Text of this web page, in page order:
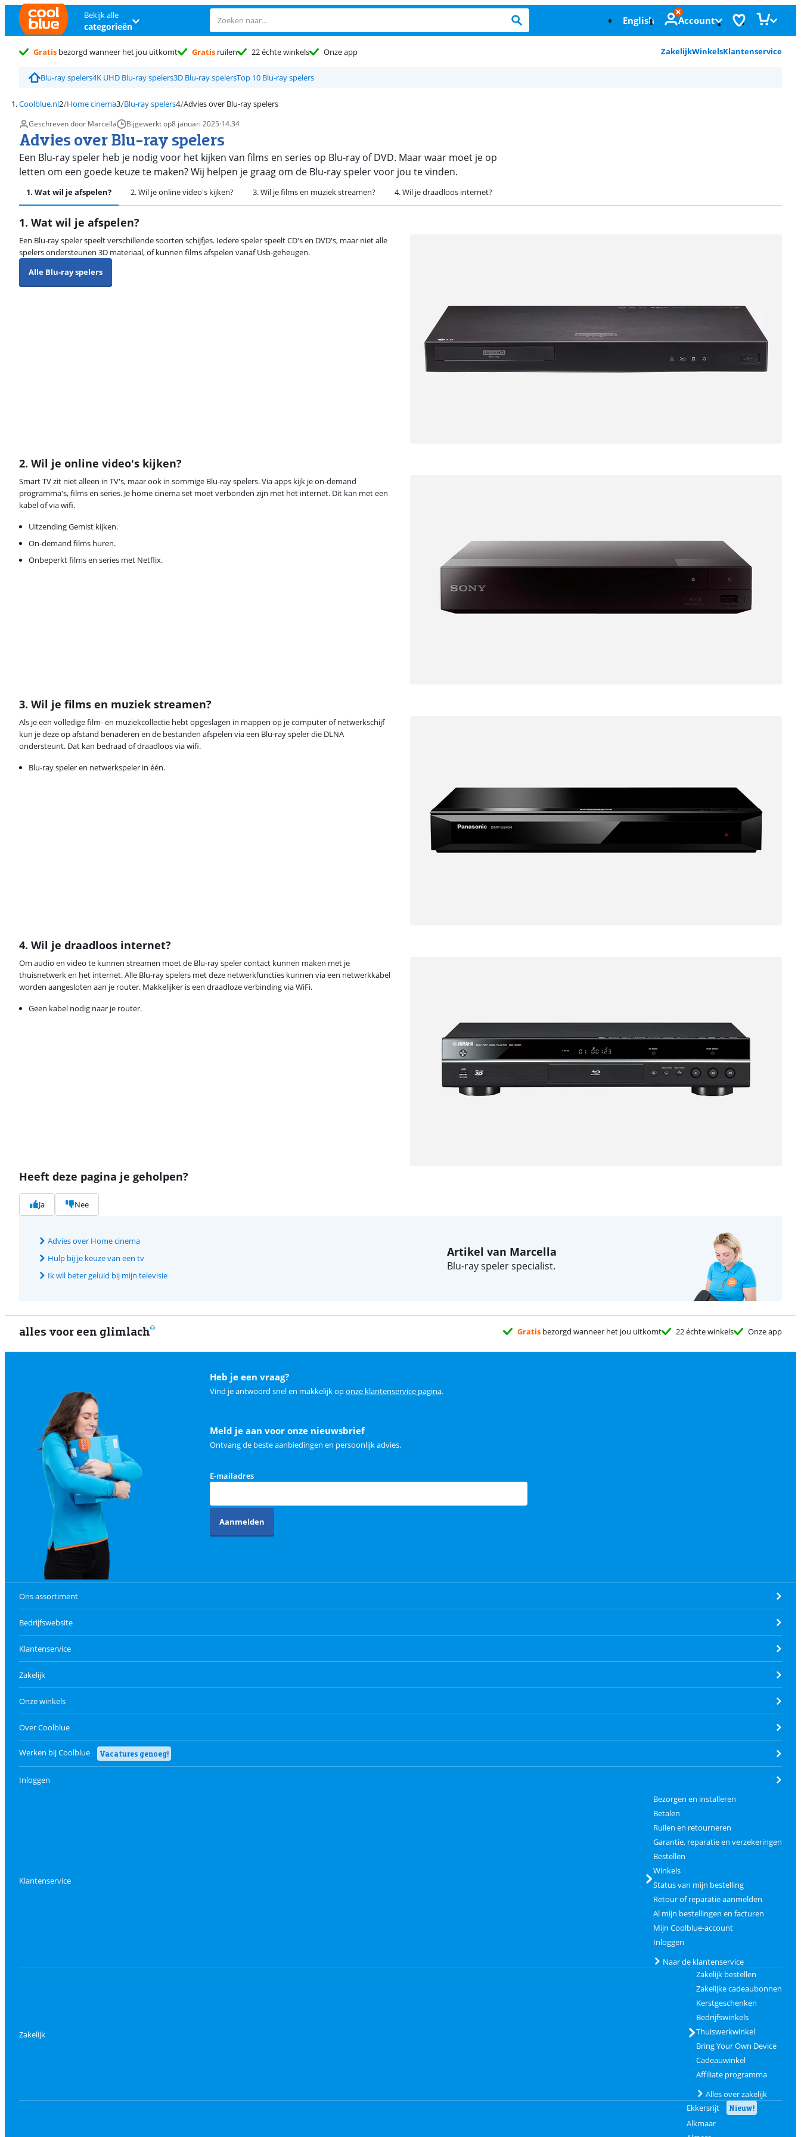
Bekijk alle
categorieën English Account
Gratis bezorgd wanneer het jou uitkomt Gratis ruilen 22 échte winkels Onze app ZakelijkWinkelsKlantenservice
Blu-ray spelers4K UHD Blu-ray spelers3D Blu-ray spelersTop 10 Blu-ray spelers
Coolblue.nl Home cinema Blu-ray spelers Advies over Blu-ray spelers
Geschreven door Marcella Bijgewerkt op8 januari 2025·14.34
Advies over Blu-ray spelers
Een Blu-ray speler heb je nodig voor het kijken van films en series op Blu-ray of DVD. Maar waar moet je op
letten om een goede keuze te maken? Wij helpen je graag om de Blu-ray speler voor jou te vinden.
1. Wat wil je afspelen? 2. Wil je online video's kijken? 3. Wil je films en muziek streamen? 4. Wil je draadloos internet?
1. Wat wil je afspelen?
Een Blu-ray speler speelt verschillende soorten schijfjes. Iedere speler speelt CD's en DVD's, maar niet alle
spelers ondersteunen 3D materiaal, of kunnen films afspelen vanaf Usb-geheugen.
Alle Blu-ray spelers
2. Wil je online video's kijken?
Smart TV zit niet alleen in TV's, maar ook in sommige Blu-ray spelers. Via apps kijk je on-demand
programma's, films en series. Je home cinema set moet verbonden zijn met het internet. Dit kan met een
kabel of via wifi.
Uitzending Gemist kijken.
On-demand films huren.
Onbeperkt films en series met Netflix.
3. Wil je films en muziek streamen?
Als je een volledige film- en muziekcollectie hebt opgeslagen in mappen op je computer of netwerkschijf
kun je deze op afstand benaderen en de bestanden afspelen via een Blu-ray speler die DLNA
ondersteunt. Dat kan bedraad of draadloos via wifi.
Blu-ray speler en netwerkspeler in één.
4. Wil je draadloos internet?
Om audio en video te kunnen streamen moet de Blu-ray speler contact kunnen maken met je
thuisnetwerk en het internet. Alle Blu-ray spelers met deze netwerkfuncties kunnen via een netwerkkabel
worden aangesloten aan je router. Makkelijker is een draadloze verbinding via WiFi.
Geen kabel nodig naar je router.
Heeft deze pagina je geholpen?
Ja Nee
Advies over Home cinema
Hulp bij je keuze van een tv
Ik wil beter geluid bij mijn televisie
Artikel van Marcella
Blu-ray speler specialist.
alles voor een glimlach Gratis bezorgd wanneer het jou uitkomt 22 échte winkels Onze app
Heb je een vraag?
Vind je antwoord snel en makkelijk oponze klantenservice pagina.
Meld je aan voor onze nieuwsbrief
Ontvang de beste aanbiedingen en persoonlijk advies.
E-mailadres
Aanmelden
Ons assortiment
Bedrijfswebsite
Klantenservice
Zakelijk
Onze winkels
Over Coolblue
Werken bij Coolblue Vacatures genoeg!
Inloggen
Klantenservice
Bezorgen en installeren
Betalen
Ruilen en retourneren
Garantie, reparatie en verzekeringen
Bestellen
Winkels
Status van mijn bestelling
Retour of reparatie aanmelden
Al mijn bestellingen en facturen
Mijn Coolblue-account
Inloggen
Naar de klantenservice
Zakelijk
Zakelijk bestellen
Zakelijke cadeaubonnen
Kerstgeschenken
Bedrijfswinkels
Thuiswerkwinkel
Bring Your Own Device
Cadeauwinkel
Affiliate programma
Alles over zakelijk
Ekkersrijt
Nieuw!
Alkmaar